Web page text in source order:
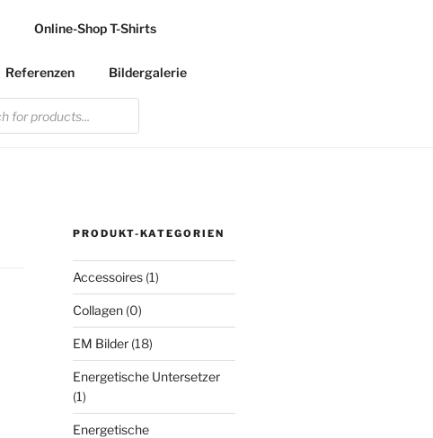
Online-Shop T-Shirts
Referenzen Bildergalerie
PRODUKT-KATEGORIEN
Accessoires (1)
Collagen (0)
EM Bilder (18)
Energetische Untersetzer
(1)
Energetische